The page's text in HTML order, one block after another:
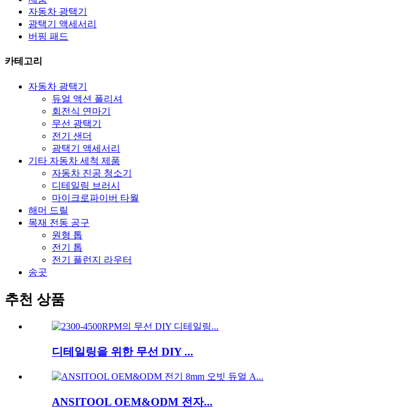
자동차 광택기
광택기 액세서리
버핑 패드
카테고리
자동차 광택기
듀얼 액션 폴리셔
회전식 연마기
무선 광택기
전기 샌더
광택기 액세서리
기타 자동차 세척 제품
자동차 진공 청소기
디테일링 브러시
마이크로파이버 타월
해머 드릴
목재 전동 공구
원형 톱
전기 톱
전기 플런지 라우터
송곳
추천 상품
디테일링을 위한 무선 DIY ...
ANSITOOL OEM&ODM 전자...